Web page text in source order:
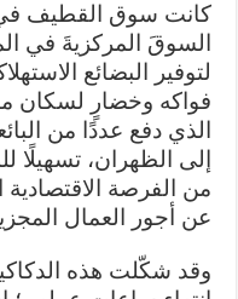
كانت سوق القطيف في
السوقَ المركزيةَ في
لتوفير البضائع
فواكه وخضارٍ لسكان
الذي دفع عددًا من
إلى الظهران، تسهيلًا
من الفرصة الاقتصادية
عن أجور العمال
وقد شكّلت هذه